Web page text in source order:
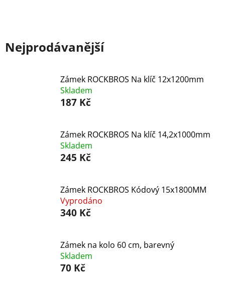
Nejprodávanější
Zámek ROCKBROS Na klíč 12x1200mm
Skladem
187 Kč
Zámek ROCKBROS Na klíč 14,2x1000mm
Skladem
245 Kč
Zámek ROCKBROS Kódový 15x1800MM
Vyprodáno
340 Kč
Zámek na kolo 60 cm, barevný
Skladem
70 Kč